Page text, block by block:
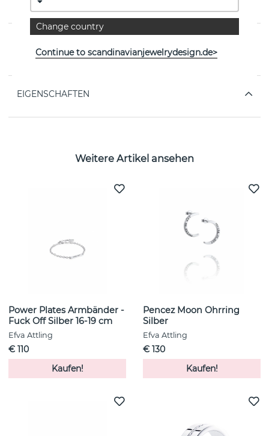
von der schwedischen Marke Efva Attling
EIGENSCHAFTEN
Weitere Artikel ansehen
Power Plates Armbänder -
Fuck Off Silber 16-19 cm
Efva Attling
€ 110
Kaufen!
Pencez Moon Ohrring
Silber
Efva Attling
€ 130
Kaufen!
Change country
Continue to scandinavianjewelrydesign.de>